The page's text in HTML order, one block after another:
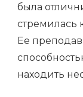
была
стремилась
Ее
находить